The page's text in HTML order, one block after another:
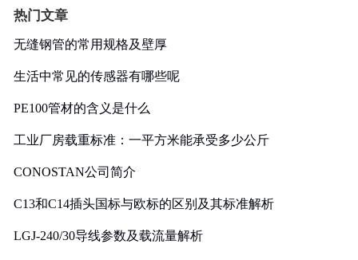
热门文章
无缝钢管的常用规格及壁厚
生活中常见的传感器有哪些呢
PE100管材的含义是什么
工业厂房载重标准：一平方米能承受多少公斤
CONOSTAN公司简介
C13和C14插头国标与欧标的区别及其标准解析
LGJ-240/30导线参数及载流量解析